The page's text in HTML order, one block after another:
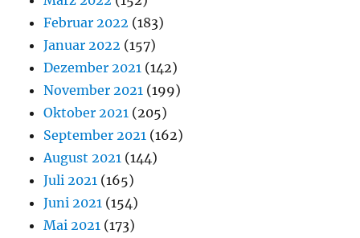
Februar 2022 (183)
Januar 2022 (157)
Dezember 2021 (142)
November 2021 (199)
Oktober 2021 (205)
September 2021 (162)
August 2021 (144)
Juli 2021 (165)
Juni 2021 (154)
Mai 2021 (173)